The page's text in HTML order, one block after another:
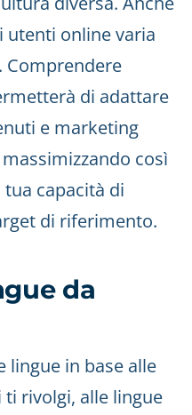
online varia
Comprendere
di adattare
e marketing
così
capacità di
di riferimento.
da
lingue in base alle
ti rivolgi, alle lingue